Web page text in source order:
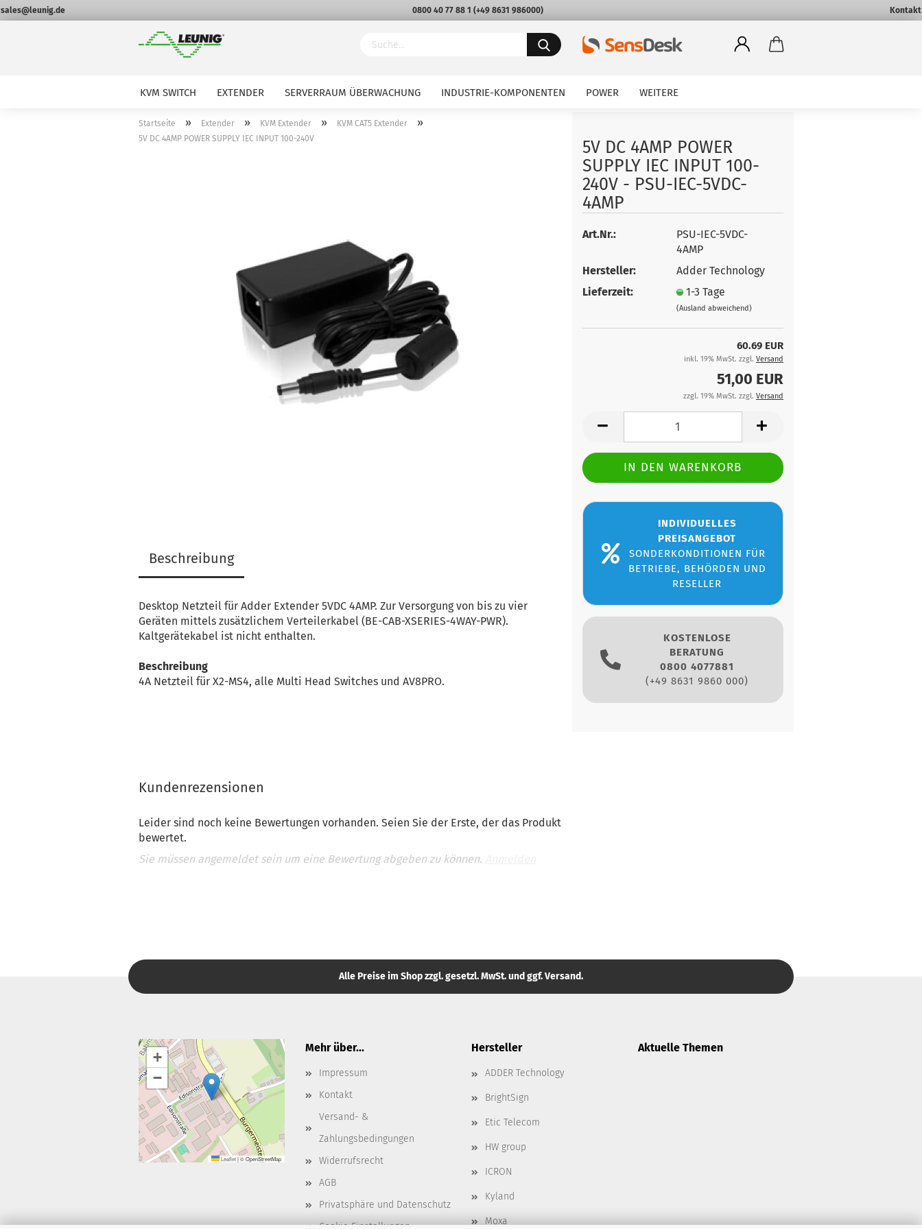
sales@leunig.de 0800 40 77 88 1 (+49 8631 986000) Kontakt
KVM SWITCH EXTENDER SERVERRAUM ÜBERWACHUNG INDUSTRIE-KOMPONENTEN POWER WEITERE
Startseite » Extender » KVM Extender » KVM CAT5 Extender »
5V DC 4AMP POWER SUPPLY IEC INPUT 100-240V
5V DC 4AMP POWER
SUPPLY IEC INPUT 100-
240V - PSU-IEC-5VDC-
4AMP
Art.Nr.:
PSU-IEC-5VDC-
4AMP
Hersteller:
Adder Technology
Lieferzeit:
1-3 Tage
(Ausland abweichend)
60.69 EUR
inkl. 19% MwSt. zzgl. Versand
51,00 EUR
zzgl. 19% MwSt. zzgl. Versand
INDIVIDUELLES
PREISANGEBOT
SONDERKONDITIONEN FÜR
BETRIEBE, BEHÖRDEN UND
RESELLER
KOSTENLOSE
BERATUNG
0800 4077881
(+49 8631 9860 000)
Beschreibung
Desktop Netzteil für Adder Extender 5VDC 4AMP. Zur Versorgung von bis zu vier
Geräten mittels zusätzlichem Verteilerkabel (BE-CAB-XSERIES-4WAY-PWR).
Kaltgerätekabel ist nicht enthalten.
Beschreibung
4A Netzteil für X2-MS4, alle Multi Head Switches und AV8PRO.
Kundenrezensionen
Leider sind noch keine Bewertungen vorhanden. Seien Sie der Erste, der das Produkt
bewertet.
Sie müssen angemeldet sein um eine Bewertung abgeben zu können.
Alle Preise im Shop zzgl. gesetzl. MwSt. und ggf. Versand.
+
−
Leaflet |© OpenStreetMap
Mehr über...
Impressum
Kontakt
Versand- &
Zahlungsbedingungen
Widerrufsrecht
AGB
Privatsphäre und Datenschutz
Cookie Einstellungen
Hersteller
ADDER Technology
BrightSign
Etic Telecom
HW group
ICRON
Kyland
Moxa
Aktuelle Themen